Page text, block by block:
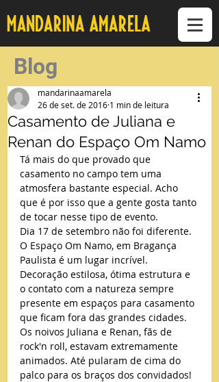
Blog
Casamento de Juliana e
Renan do Espaço Om Namo
mandarinaamarela
26 de set. de 2016 1 min de leitura
Tá mais do que provado que
casamento no campo tem uma
atmosfera bastante especial. Acho
que é por isso que a gente gosta tanto
de tocar nesse tipo de evento.
Dia 17 de setembro não foi diferente.
O Espaço Om Namo, em Bragança
Paulista é um lugar incrível.
Decoração estilosa, ótima estrutura e
o contato com a natureza sempre
presente em espaços para casamento
que ficam fora das grandes cidades.
Os noivos Juliana e Renan, fãs de
rock'n roll, estavam extremamente
animados. Até pularam de cima do
palco para os braços dos convidados!